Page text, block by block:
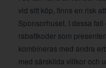
vid sitt köp, finns en risk
Sponsorhuset. I dessa
rabattkoder som
kombineras med andra
med särskilda villkor och